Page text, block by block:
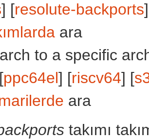
] [resolute-backports
ara
to a specific
ppc64el] [riscv64] [
ara
takımı